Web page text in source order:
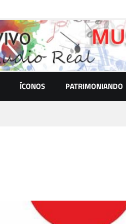
ÍCONOS PATRIMONIANDO